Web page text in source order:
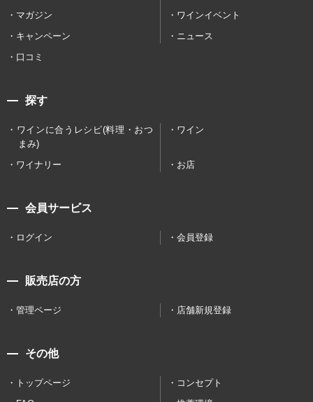
マガジン
ワインイベント
キャンペーン
ニュース
口コミ
探す
ワインに合うレシピ(料理・おつ
まみ)
ワイン
ワイナリー お店
会員サービス
ログイン 会員登録
販売店の方
管理ページ 店舗新規登録
その他
トップページ
コンセプト